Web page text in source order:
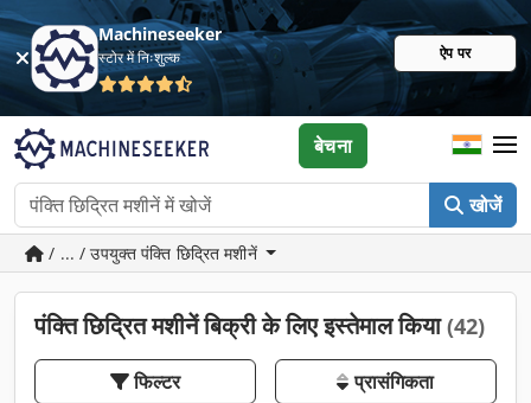
Machineseeker
स्टोर में निःशुल्क ऐप पर
खोजें
बेचना
/ ... / उपयुक्त पंक्ति छिद्रित मशीनें
पंक्ति छिद्रित मशीनें बिक्री के लिए इस्तेमाल किया(42)
फिल्टर प्रासंगिकता